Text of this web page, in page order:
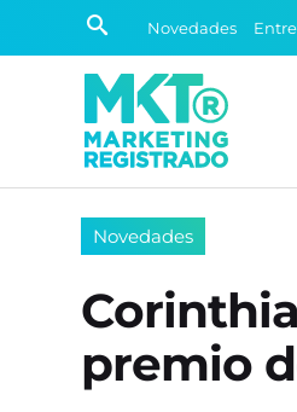
Novedades
Novedades
premio